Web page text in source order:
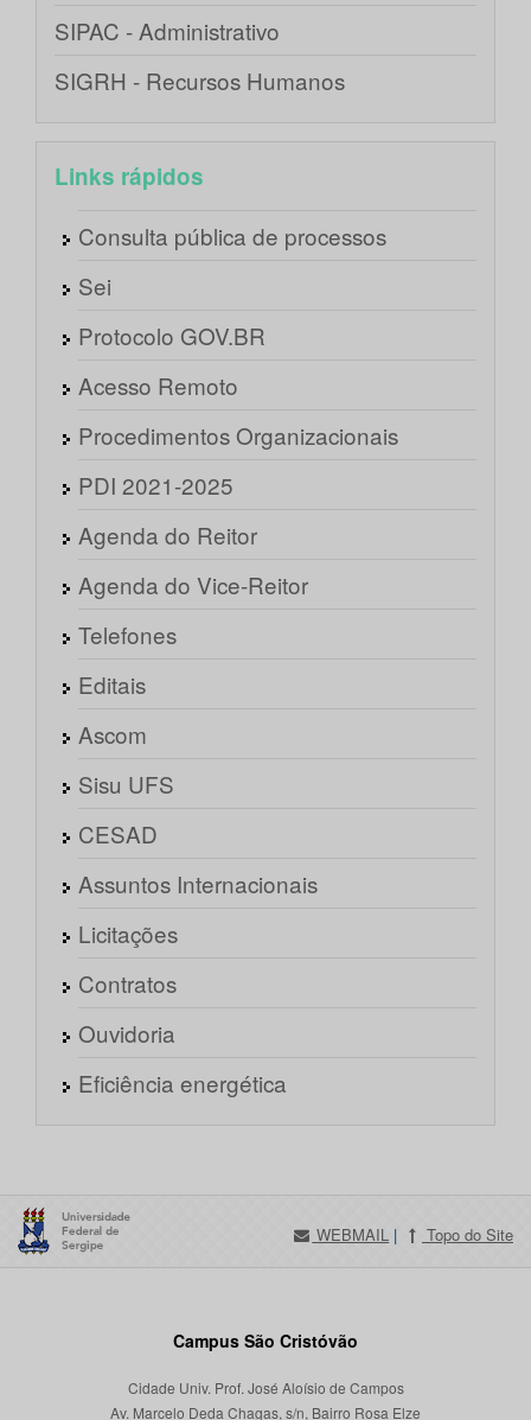
SIPAC - Administrativo
SIGRH - Recursos Humanos
Links rápidos
Consulta pública de processos
Sei
Protocolo GOV.BR
Acesso Remoto
Procedimentos Organizacionais
PDI 2021-2025
Agenda do Reitor
Agenda do Vice-Reitor
Telefones
Editais
Ascom
Sisu UFS
CESAD
Assuntos Internacionais
Licitações
Contratos
Ouvidoria
Eficiência energética
WEBMAIL | Topo do Site
Campus São Cristóvão
Cidade Univ. Prof. José Aloísio de Campos
Av. Marcelo Deda Chagas, s/n, Bairro Rosa Elze